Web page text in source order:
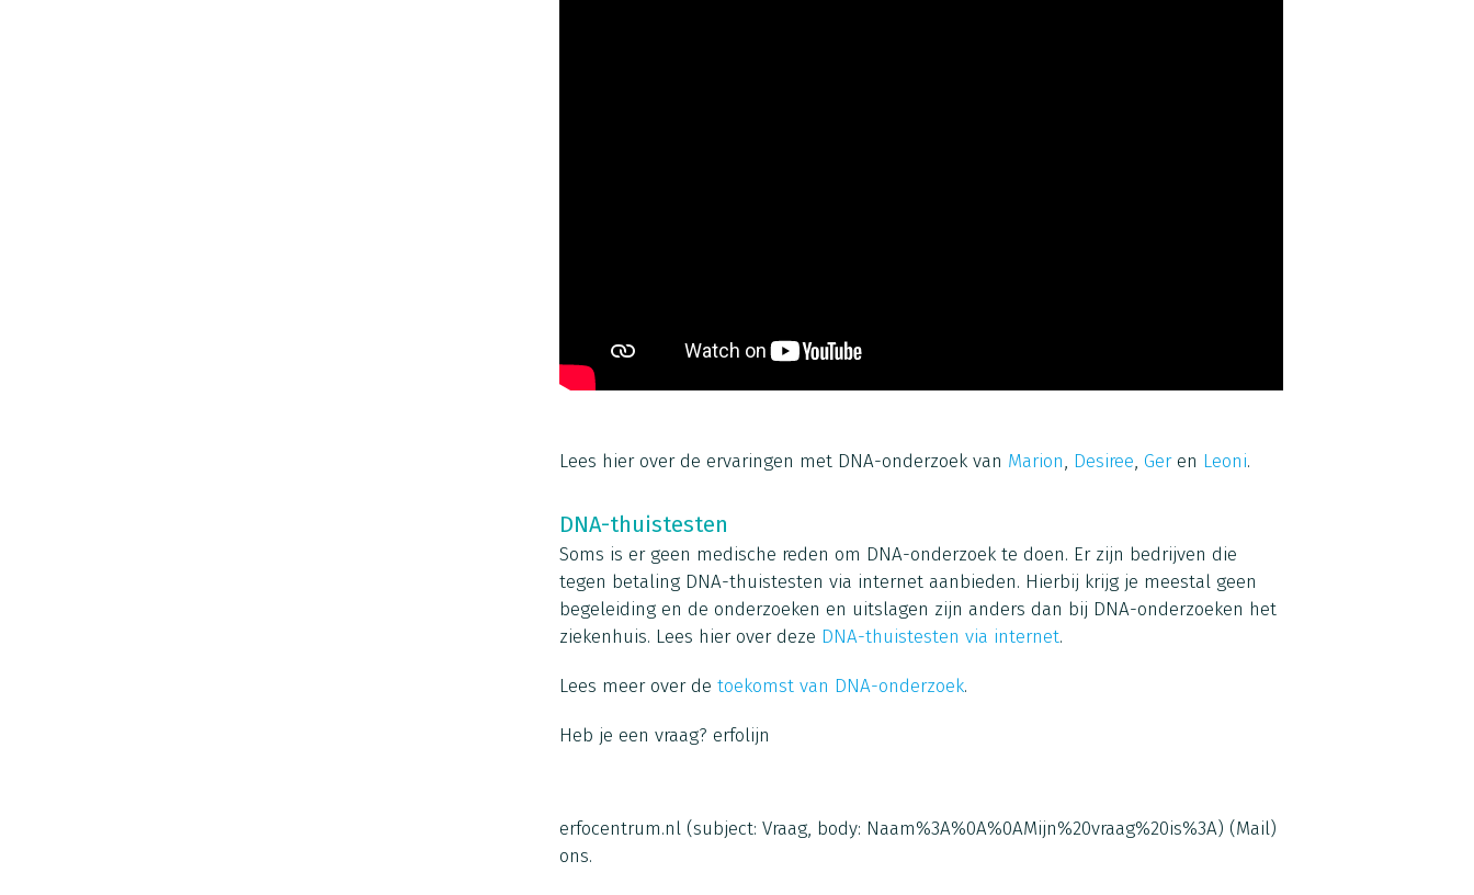
Lees hier over de ervaringen met DNA-onderzoek van Marion, Desiree, Geren Leoni.
DNA-thuistesten
Soms is er geen medische reden om DNA-onderzoek te doen. Er zijn bedrijven die
tegen betaling DNA-thuistesten via internet aanbieden. Hierbij krijg je meestal geen
begeleiding en de onderzoeken en uitslagen zijn anders dan bij DNA-onderzoeken het
ziekenhuis. Lees hier over deze DNA-thuistesten via internet.
Lees meer over de toekomst van DNA-onderzoek.
Heb je een vraag? erfolijn
erfocentrum.nl(subject: Vraag, body: Naam%3A%0A%0AMijn%20vraag%20is%3A) (Mail)
ons.